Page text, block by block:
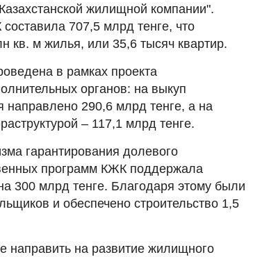
жилищной компании".
707,5 млрд тенге, что
кв. м жилья, или 35,6 тысяч квартир.
в рамках проекта
органов: на выкуп
направлено 290,6 млрд тенге, а на
– 117,1 млрд тенге.
гарантирования долевого
программ КЖК поддержала
300 млрд тенге. Благодаря этому были
и обеспечено строительство 1,5
направить на развитие жилищного